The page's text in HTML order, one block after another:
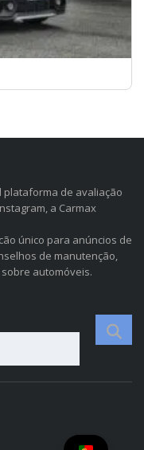
plataforma de avaliação
a Carmax
único para anúncios de
de manutenção,
automóveis.